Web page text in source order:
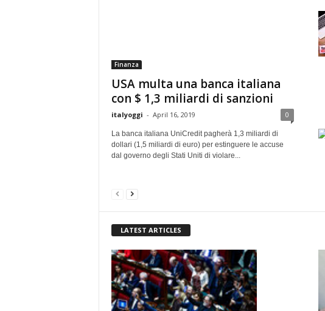
Finanza
USA multa una banca italiana
con $ 1,3 miliardi di sanzioni
italyoggi - April 16, 2019 0
La banca italiana UniCredit pagherà 1,3 miliardi di
dollari (1,5 miliardi di euro) per estinguere le accuse
dal governo degli Stati Uniti di violare...
LATEST ARTICLES